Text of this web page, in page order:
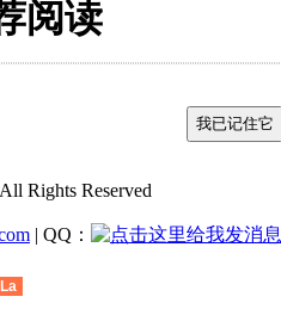
阅读
All Rights Reserved
| QQ：